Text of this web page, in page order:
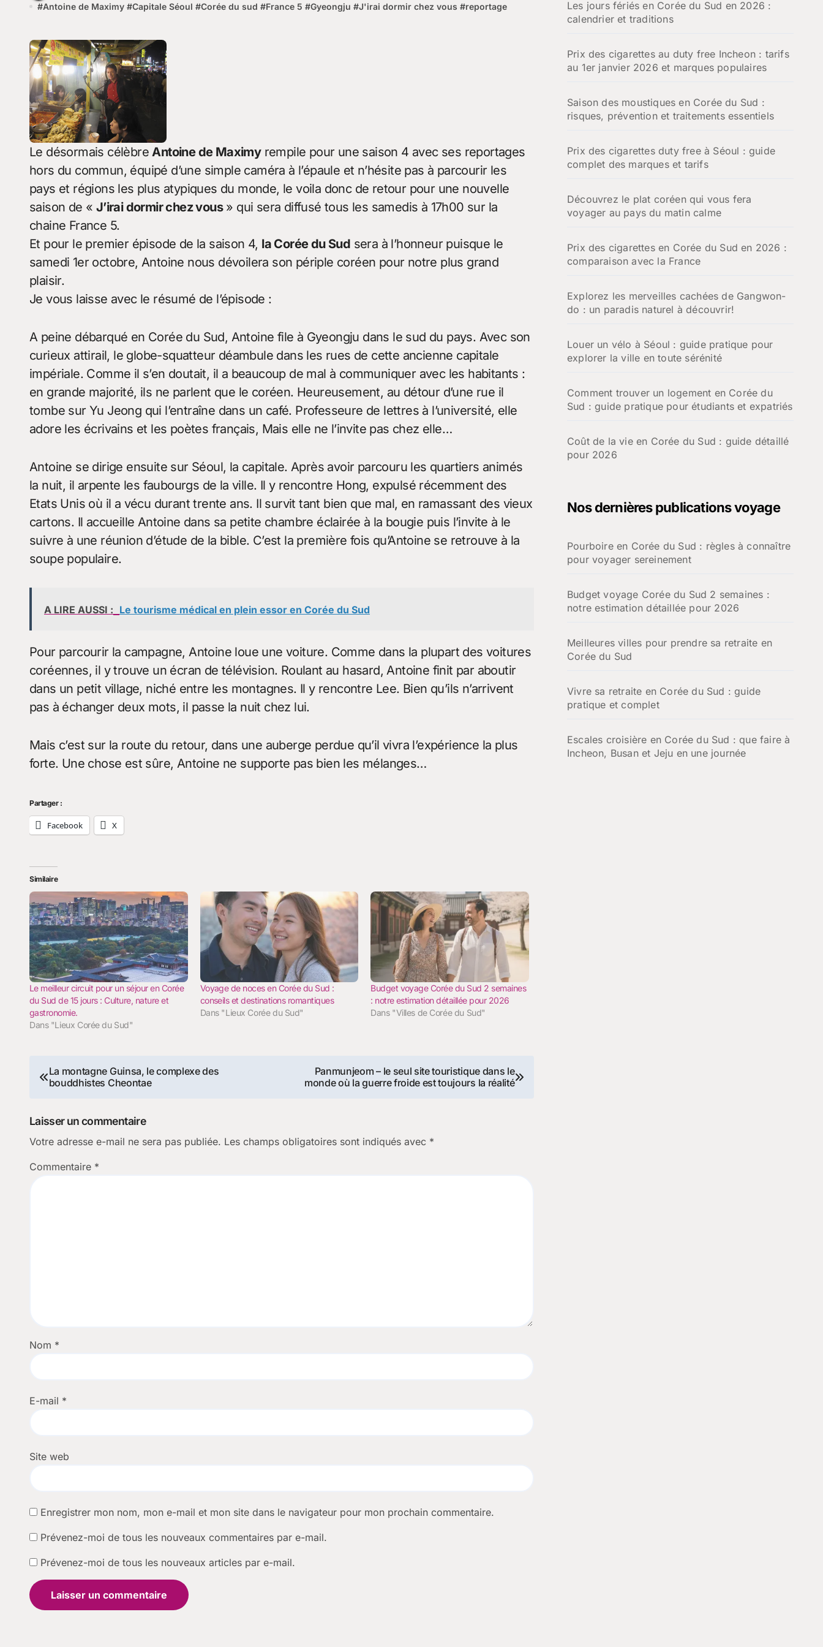
#Antoine de Maximy #Capitale Séoul #Corée du sud #France 5 #Gyeongju #J'irai dormir chez vous #reportage
Le désormais célèbreAntoine de Maximyrempile pour une saison 4 avec ses reportages
hors du commun, équipé d’une simple caméra à l’épaule et n’hésite pas à parcourir les
pays et régions les plus atypiques du monde, le voila donc de retour pour une nouvelle
saison de « J’irai dormir chez vous» qui sera diffusé tous les samedis à 17h00 sur la
chaine France 5.
Et pour le premier épisode de la saison 4, la Corée du Sud sera à l’honneur puisque le
samedi 1er octobre, Antoine nous dévoilera son périple coréen pour notre plus grand
plaisir.
Je vous laisse avec le résumé de l’épisode :
A peine débarqué en Corée du Sud, Antoine file à Gyeongju dans le sud du pays. Avec son
curieux attirail, le globe-squatteur déambule dans les rues de cette ancienne capitale
impériale. Comme il s’en doutait, il a beaucoup de mal à communiquer avec les habitants :
en grande majorité, ils ne parlent que le coréen. Heureusement, au détour d’une rue il
tombe sur Yu Jeong qui l’entraîne dans un café. Professeure de lettres à l’université, elle
adore les écrivains et les poètes français, Mais elle ne l’invite pas chez elle…
Antoine se dirige ensuite sur Séoul, la capitale. Après avoir parcouru les quartiers animés
la nuit, il arpente les faubourgs de la ville. Il y rencontre Hong, expulsé récemment des
Etats Unis où il a vécu durant trente ans. Il survit tant bien que mal, en ramassant des vieux
cartons. Il accueille Antoine dans sa petite chambre éclairée à la bougie puis l’invite à le
suivre à une réunion d’étude de la bible. C’est la première fois qu’Antoine se retrouve à la
soupe populaire.
A LIRE AUSSI : Le tourisme médical en plein essor en Corée du Sud
Pour parcourir la campagne, Antoine loue une voiture. Comme dans la plupart des voitures
coréennes, il y trouve un écran de télévision. Roulant au hasard, Antoine finit par aboutir
dans un petit village, niché entre les montagnes. Il y rencontre Lee. Bien qu’ils n’arrivent
pas à échanger deux mots, il passe la nuit chez lui.
Mais c’est sur la route du retour, dans une auberge perdue qu’il vivra l’expérience la plus
forte. Une chose est sûre, Antoine ne supporte pas bien les mélanges…
Partager :
Facebook X
Similaire
Le meilleur circuit pour un séjour en Corée
du Sud de 15 jours : Culture, nature et
gastronomie.
Dans "Lieux Corée du Sud"
Voyage de noces en Corée du Sud :
conseils et destinations romantiques
Dans "Lieux Corée du Sud"
Budget voyage Corée du Sud 2 semaines
: notre estimation détaillée pour 2026
Dans "Villes de Corée du Sud"
Navigation
l’article
La montagne Guinsa, le complexe des
bouddhistes Cheontae
Panmunjeom – le seul site touristique dans le
monde où la guerre froide est toujours la réalité
Laisser un commentaire
Votre adresse e-mail ne sera pas publiée. Les champs obligatoires sont indiqués avec *
Commentaire *
Nom *
E-mail *
Site web
Enregistrer mon nom, mon e-mail et mon site dans le navigateur pour mon prochain commentaire.
Prévenez-moi de tous les nouveaux commentaires par e-mail.
Prévenez-moi de tous les nouveaux articles par e-mail.
e
r
Les jours fériés en Corée du Sud en 2026 :
calendrier et traditions
Prix des cigarettes au duty free Incheon : tarifs
au 1er janvier 2026 et marques populaires
Saison des moustiques en Corée du Sud :
risques, prévention et traitements essentiels
Prix des cigarettes duty free à Séoul : guide
complet des marques et tarifs
Découvrez le plat coréen qui vous fera
voyager au pays du matin calme
Prix des cigarettes en Corée du Sud en 2026 :
comparaison avec la France
Explorez les merveilles cachées de Gangwon-
do : un paradis naturel à découvrir!
Louer un vélo à Séoul : guide pratique pour
explorer la ville en toute sérénité
Comment trouver un logement en Corée du
Sud : guide pratique pour étudiants et expatriés
Coût de la vie en Corée du Sud : guide détaillé
pour 2026
Nos dernières publications voyage
Pourboire en Corée du Sud : règles à connaître
pour voyager sereinement
Budget voyage Corée du Sud 2 semaines :
notre estimation détaillée pour 2026
Meilleures villes pour prendre sa retraite en
Corée du Sud
Vivre sa retraite en Corée du Sud : guide
pratique et complet
Escales croisière en Corée du Sud : que faire à
Incheon, Busan et Jeju en une journée